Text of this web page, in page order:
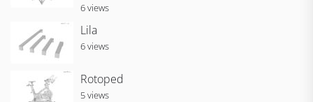
6 views
Lila
6 views
Rotoped
5 views